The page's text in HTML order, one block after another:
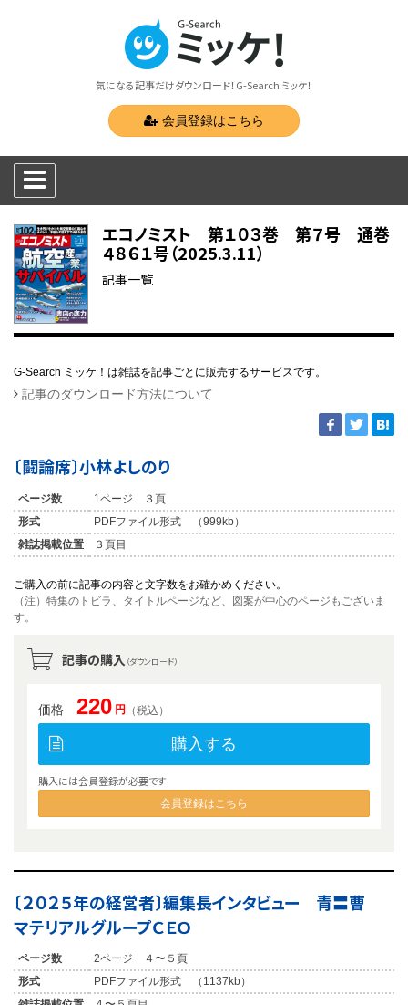
気になる記事だけダウンロード！G-Search ミッケ！
会員登録はこちら
エコノミスト 第１０３巻 第７号 通巻
４８６１号（2025.3.11）
記事一覧
G-Search ミッケ！は雑誌を記事ごとに販売するサービスです。
記事のダウンロード方法について
〔闘論席〕小林よしのり
ページ数
1ページ ３頁
形式
PDFファイル形式 （999kb）
雑誌掲載位置
３頁目
ご購入の前に記事の内容と文字数をお確かめください。
（注）特集のトビラ、タイトルページなど、図案が中心のページもございま
す。
記事の購入 （ダウンロード）
価格 220 円 （税込）
購入する
購入には会員登録が必要です
会員登録はこちら
〔２０２５年の経営者〕編集長インタビュー 青〓曹
マテリアルグループＣＥＯ
ページ数
2ページ ４〜５頁
形式
PDFファイル形式 （1137kb）